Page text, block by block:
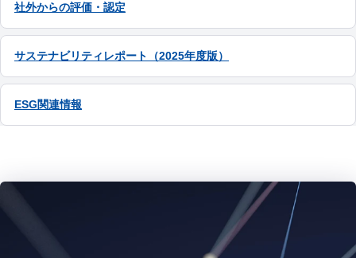
社外からの評価・認定
サステナビリティレポート（2025年度版）
ESG関連情報